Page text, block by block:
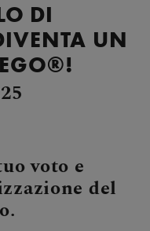
DI
UN
voto e
del